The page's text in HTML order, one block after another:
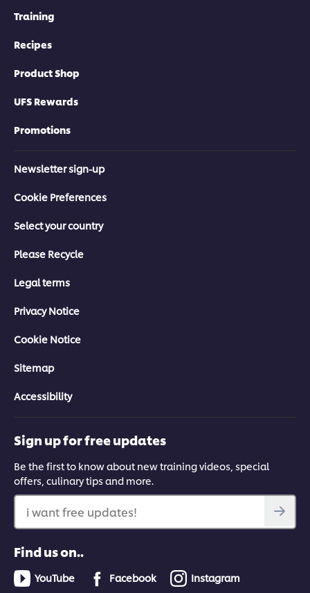
Training
Recipes
Product Shop
UFS Rewards
Promotions
Newsletter sign-up
Cookie Preferences
Select your country
Please Recycle
Legal terms
Privacy Notice
Cookie Notice
Sitemap
Accessibility
Sign up for free updates
Be the first to know about new training videos, special
offers, culinary tips and more.
i want free updates!
Find us on..
YouTube Facebook Instagram